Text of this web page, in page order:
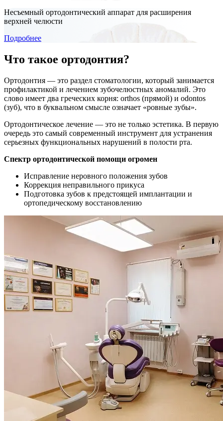
Несъемный ортодонтический аппарат для расширения
верхней челюсти
Подробнее
Что такое ортодонтия?
Ортодонтия — это раздел стоматологии, который занимается
профилактикой и лечением зубочелюстных аномалий. Это
слово имеет два греческих корня: orthos (прямой) и odontos
(зуб), что в буквальном смысле означает «ровные зубы».
Ортодонтическое лечение — это не только эстетика. В первую
очередь это самый современный инструмент для устранения
серьезных функциональных нарушений в полости рта.
Спектр ортодонтической помощи огромен
Исправление неровного положения зубов
Коррекция неправильного прикуса
Подготовка зубов к предстоящей имплантации и
ортопедическому восстановлению